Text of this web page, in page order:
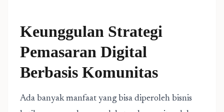
Keunggulan Strategi
Pemasaran Digital
Berbasis Komunitas
Ada banyak manfaat yang bisa diperoleh bisnis